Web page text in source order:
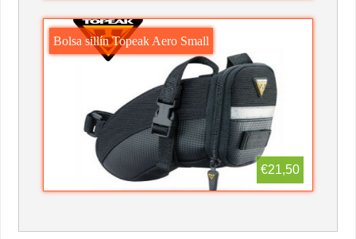
Bolsa sillín Topeak Aero Small
€21,50